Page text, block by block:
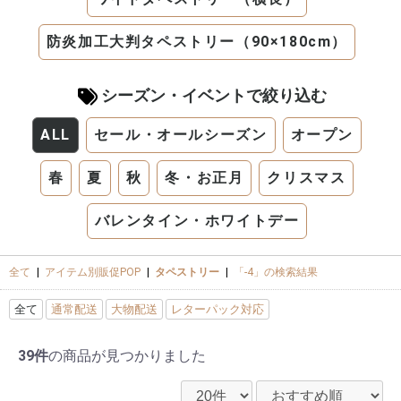
防炎加工大判タペストリー（90×180cm）
シーズン・イベントで絞り込む
ALL セール・オールシーズン オープン
春 夏 秋 冬・お正月 クリスマス
バレンタイン・ホワイトデー
全て | アイテム別販促POP | タペストリー | 「-4」の検索結果
全て 通常配送 大物配送 レターパック対応
39件の商品が見つかりました